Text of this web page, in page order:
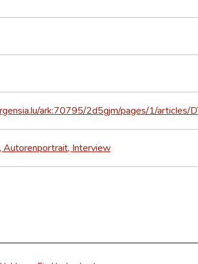
ark:70795/2d5gjm/pages/1/articles/
Autorenportrait, Interview